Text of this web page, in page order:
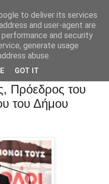
Πρόεδρος του
του Δήμου
to deliver its services
and user-agent are
and security
generate usage
abuse.
GOT IT